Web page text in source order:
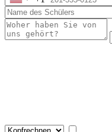
States
+1